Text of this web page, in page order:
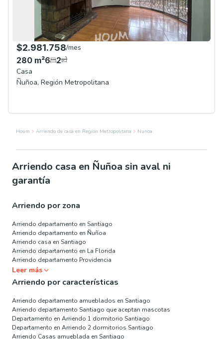
$2.981.758/mes
280 m²6 2
Casa
Ñuñoa, Región Metropolitana
Houm Arriendo de casa en Region Metropolitana Nunoa
Arriendo casa en Ñuñoa sin aval ni
garantía
Arriendo por zona
Arriendo departamento en Santiago
Arriendo departamento en Ñuñoa
Arriendo casa en Santiago
Arriendo departamento en La Florida
Arriendo departamento Providencia
Leer más
Arriendo por características
Arriendo departamento amueblados en Santiago
Arriendo departamento Santiago que aceptan mascotas
Departamento en Arriendo 1 dormitorio Santiago
Departamento en Arriendo 2 dormitorios Santiago
Arriendo Casas amueblada en Santiago